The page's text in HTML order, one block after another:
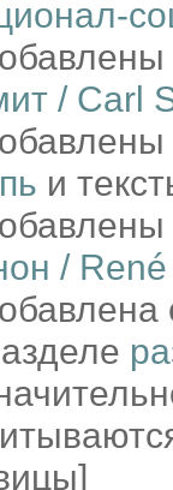
/ Carl
и
/